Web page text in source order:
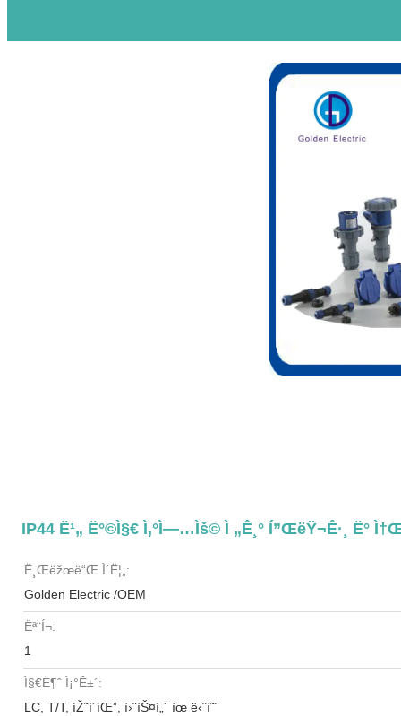
IP44 Ë¹„ Ë°©ì§€ Ì‚°ì—…ìš© Ì „ê¸° Í”ŒëŸ¬ê·¸ Ë°
Ë¸Œëžœë“œ Ì´ë¦„:
Golden Electric /OEM
Ëª¨í¬:
1
Ì§€ë¶ˆ Ì¡°ê±´:
LC, T/T, íŽ˜ì´íŒ”, ì›¨ìŠ¤í„´ ìœ ë‹ˆì˜¨